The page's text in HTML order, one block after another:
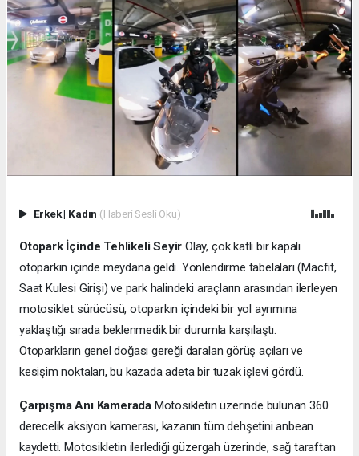
Erkek| Kadın (Haberi Sesli Oku)
Otopark İçinde Tehlikeli Seyir Olay, çok katlı bir kapalı
otoparkın içinde meydana geldi. Yönlendirme tabelaları (Macfit,
Saat Kulesi Girişi) ve park halindeki araçların arasından ilerleyen
motosiklet sürücüsü, otoparkın içindeki bir yol ayrımına
yaklaştığı sırada beklenmedik bir durumla karşılaştı.
Otoparkların genel doğası gereği daralan görüş açıları ve
kesişim noktaları, bu kazada adeta bir tuzak işlevi gördü.
Çarpışma Anı KameradaMotosikletin üzerinde bulunan 360
derecelik aksiyon kamerası, kazanın tüm dehşetini anbean
kaydetti. Motosikletin ilerlediği güzergah üzerinde, sağ taraftan